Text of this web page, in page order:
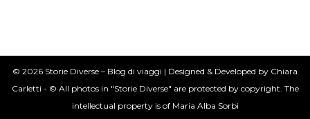
© 2026 Storie Diverse – Blog di viaggi | Designed & Developed by Chiara
Carletti - © All photos in "Storie Diverse" are protected by copyright. The
intellectual property is of Maria Alba Sorbi